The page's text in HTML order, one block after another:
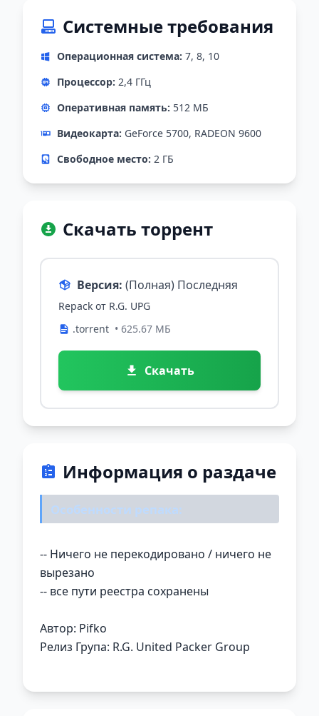
Системные требования
Операционная система: 7, 8, 10
Процессор: 2,4 ГГц
Оперативная память: 512 МБ
Видеокарта: GeForce 5700, RADEON 9600
Свободное место: 2 ГБ
Скачать торрент
Версия: (Полная) Последняя
Repack от R.G. UPG
.torrent • 625.67 МБ
Скачать
Информация о раздаче
Особенности репака:
-- Ничего не перекодировано / ничего не
вырезано
-- все пути реестра сохранены
Автор: Pifko
Релиз Група: R.G. United Packer Group